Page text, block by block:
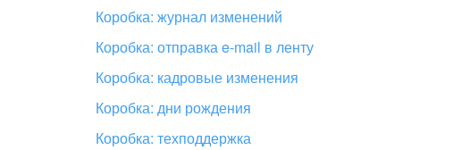
Коробка: журнал изменений
Коробка: отправка e-mail в ленту
Коробка: кадровые изменения
Коробка: дни рождения
Коробка: техподдержка